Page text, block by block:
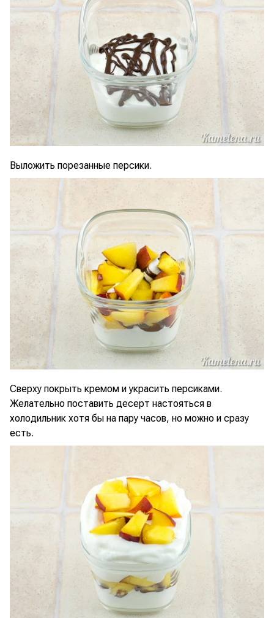
Выложить порезанные персики.
Сверху покрыть кремом и украсить персиками.
Желательно поставить десерт настояться в
холодильник хотя бы на пару часов, но можно и сразу
есть.